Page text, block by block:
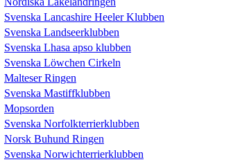
Svenska Lancashire Heeler Klubben
Svenska Landseerklubben
Svenska Lhasa apso klubben
Svenska Löwchen Cirkeln
Malteser Ringen
Svenska Mastiffklubben
Mopsorden
Svenska Norfolkterrierklubben
Norsk Buhund Ringen
Svenska Norwichterrierklubben